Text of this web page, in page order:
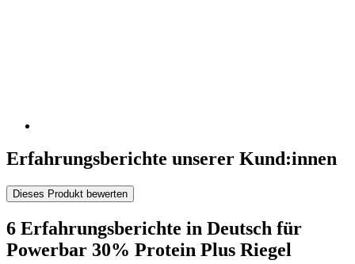
Erfahrungsberichte unserer Kund:innen
Dieses Produkt bewerten
6 Erfahrungsberichte in Deutsch für
Powerbar 30% Protein Plus Riegel